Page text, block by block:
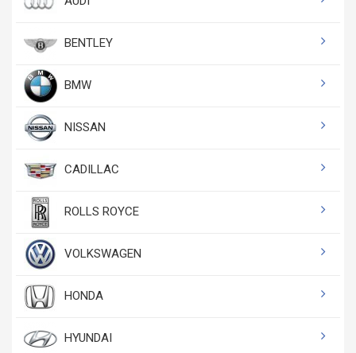
BENTLEY
BMW
NISSAN
CADILLAC
ROLLS ROYCE
VOLKSWAGEN
HONDA
HYUNDAI